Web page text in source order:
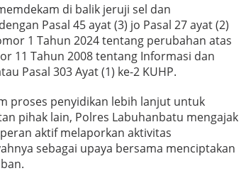
di balik jeruji sel dan
Pasal 45 ayat (3) jo Pasal 27 ayat (2)
1 Tahun 2024 tentang perubahan atas
11 Tahun 2008 tentang Informasi dan
Pasal 303 Ayat (1) ke-2 KUHP.
proses penyidikan lebih lanjut untuk
pihak lain, Polres Labuhanbatu mengajak
aktif melaporkan aktivitas
sebagai upaya bersama menciptakan